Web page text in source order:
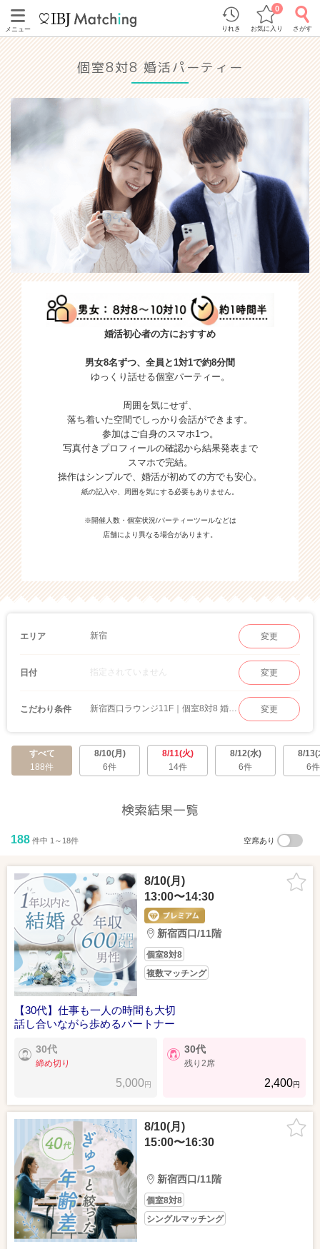
メニュー りれき お気に入り
0
さがす
個室8対8 婚活パーティー
婚活初心者の方におすすめ
男女8名ずつ、全員と1対1で約8分間
ゆっくり話せる個室パーティー。
周囲を気にせず、
落ち着いた空間でしっかり会話ができます。
参加はご自身のスマホ1つ。
写真付きプロフィールの確認から結果発表まで
スマホで完結。
操作はシンプルで、婚活が初めての方でも安心。
紙の記入や、周囲を気にする必要もありません。
※開催人数・個室状況/パーティーツールなどは
店舗により異なる場合があります。
エリア 新宿 変更
日付 指定されていません 変更
こだわり条件 新宿西口ラウンジ11F｜個室8対8 婚活パーティー 変更
すべて
188件
8/10(月)
6件
8/11(火)
14件
8/12(水)
6件
8/13(
6件
検索結果一覧
188 件中 1～18件 空席あり
8/10(月)
13:00〜14:30
新宿西口/11階
個室8対8
複数マッチング
【30代】仕事も一人の時間も大切
話し合いながら歩めるパートナー
30代
締め切り
5,000円
30代
残り2席
2,400円
8/10(月)
15:00〜16:30
新宿西口/11階
個室8対8
シングルマッチング